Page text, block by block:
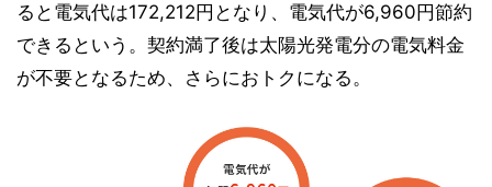
ると電気代は172,212円となり、電気代が6,960円節約
できるという。契約満了後は太陽光発電分の電気料金
が不要となるため、さらにおトクになる。